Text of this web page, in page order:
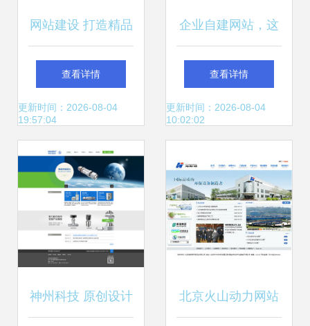
网站建设 打造精品
网站推广与微信开
发的全面解决方
案，加以上门服务
为优势
查看详情
更新时间：2026-08-04
19:57:04
企业自建网站，这
些问题不能忽视
查看详情
更新时间：2026-08-04
10:02:02
神州科技 原创设计 北京火山动力网站